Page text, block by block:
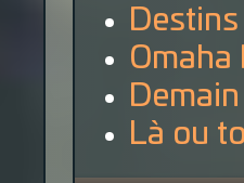
Omaha
Là ou